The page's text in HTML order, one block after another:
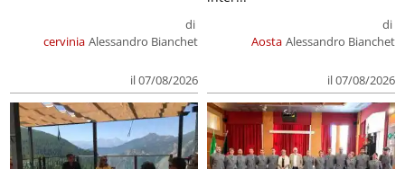
cervinia
di
Alessandro Bianchet
il 07/08/2026
Aosta
di
Alessandro Bianchet
il 07/08/2026